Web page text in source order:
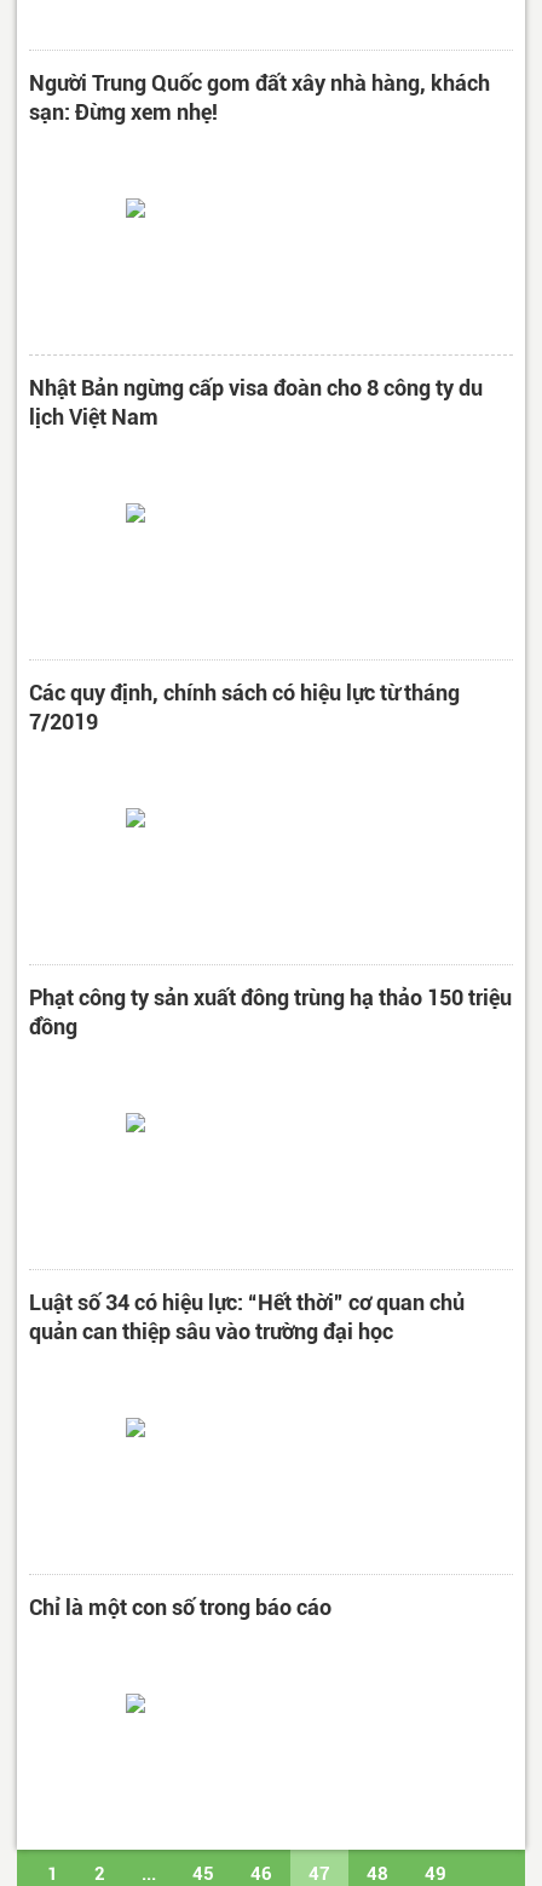
Người Trung Quốc gom đất xây nhà hàng, khách
sạn: Đừng xem nhẹ!
Nhật Bản ngừng cấp visa đoàn cho 8 công ty du
lịch Việt Nam
Các quy định, chính sách có hiệu lực từ tháng
7/2019
Phạt công ty sản xuất đông trùng hạ thảo 150 triệu
đồng
Luật số 34 có hiệu lực: “Hết thời” cơ quan chủ
quản can thiệp sâu vào trường đại học
Chỉ là một con số trong báo cáo
1 2 ... 45 46 47 48 49